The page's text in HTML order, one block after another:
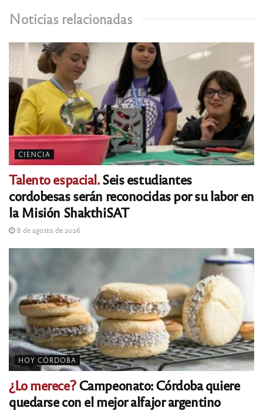
Noticias relacionadas
CIENCIA
Talento espacial.Seis estudiantes
cordobesas serán reconocidas por su labor en
la Misión ShakthiSAT
8 de agosto de 2026
HOY CÓRDOBA
¿Lo merece?Campeonato: Córdoba quiere
quedarse con el mejor alfajor argentino